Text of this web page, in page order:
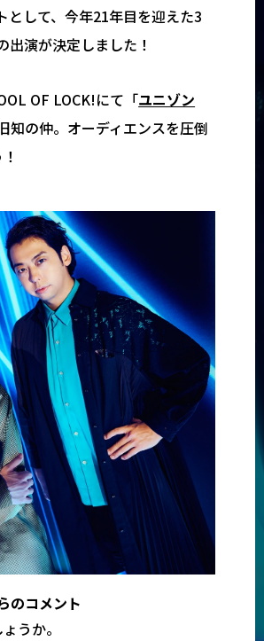
して、今年21年目を迎えた3
出演が決定しました！
OF LOCK!にて「ユニゾン
知の仲。オーディエンスを圧倒
のコメント
うか。